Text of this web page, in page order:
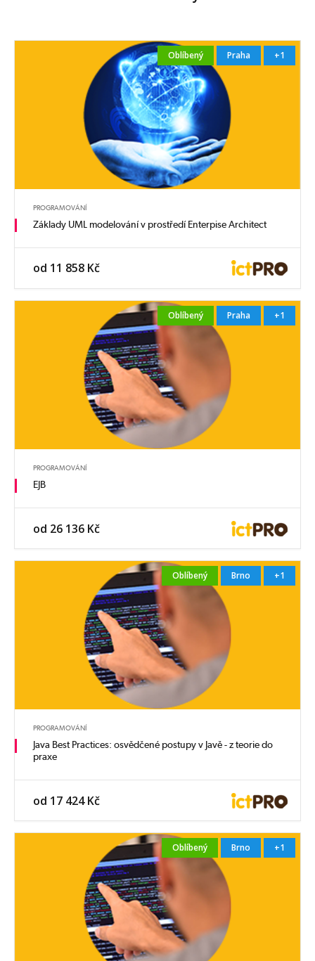
Oblíbený Praha +1
PROGRAMOVÁNÍ
Základy UML modelování v prostředí Enterpise Architect
od 11 858 Kč
Oblíbený Praha +1
PROGRAMOVÁNÍ
EJB
od 26 136 Kč
Oblíbený Brno +1
PROGRAMOVÁNÍ
Java Best Practices: osvědčené postupy v Javě - z teorie do
praxe
od 17 424 Kč
Oblíbený Brno +1